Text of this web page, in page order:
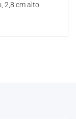
2,8 cm alto